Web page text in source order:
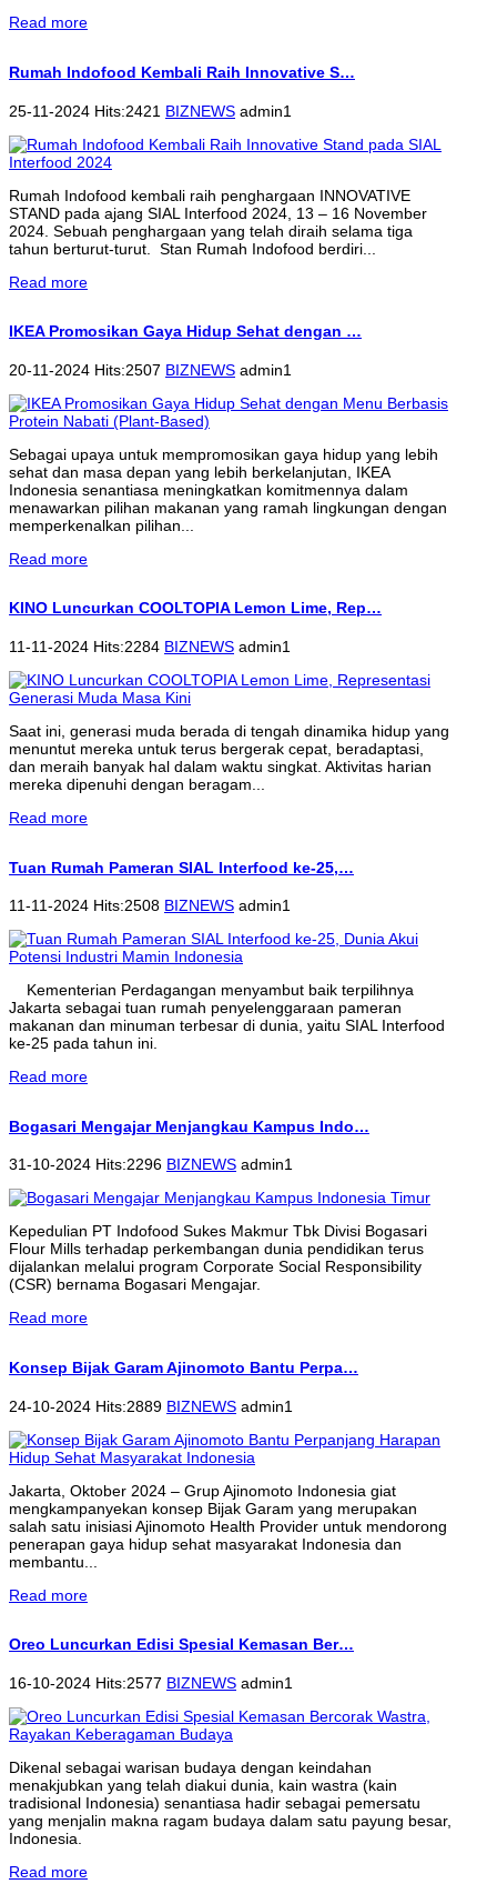
Read more
Rumah Indofood Kembali Raih Innovative S…
25-11-2024 Hits:2421 BIZNEWS admin1
Rumah Indofood kembali raih penghargaan INNOVATIVE
STAND pada ajang SIAL Interfood 2024, 13 – 16 November
2024. Sebuah penghargaan yang telah diraih selama tiga
tahun berturut-turut. Stan Rumah Indofood berdiri...
Read more
IKEA Promosikan Gaya Hidup Sehat dengan …
20-11-2024 Hits:2507 BIZNEWS admin1
Sebagai upaya untuk mempromosikan gaya hidup yang lebih
sehat dan masa depan yang lebih berkelanjutan, IKEA
Indonesia senantiasa meningkatkan komitmennya dalam
menawarkan pilihan makanan yang ramah lingkungan dengan
memperkenalkan pilihan...
Read more
KINO Luncurkan COOLTOPIA Lemon Lime, Rep…
11-11-2024 Hits:2284 BIZNEWS admin1
Saat ini, generasi muda berada di tengah dinamika hidup yang
menuntut mereka untuk terus bergerak cepat, beradaptasi,
dan meraih banyak hal dalam waktu singkat. Aktivitas harian
mereka dipenuhi dengan beragam...
Read more
Tuan Rumah Pameran SIAL Interfood ke-25,…
11-11-2024 Hits:2508 BIZNEWS admin1
Kementerian Perdagangan menyambut baik terpilihnya
Jakarta sebagai tuan rumah penyelenggaraan pameran
makanan dan minuman terbesar di dunia, yaitu SIAL Interfood
ke-25 pada tahun ini.
Read more
Bogasari Mengajar Menjangkau Kampus Indo…
31-10-2024 Hits:2296 BIZNEWS admin1
Kepedulian PT Indofood Sukes Makmur Tbk Divisi Bogasari
Flour Mills terhadap perkembangan dunia pendidikan terus
dijalankan melalui program Corporate Social Responsibility
(CSR) bernama Bogasari Mengajar.
Read more
Konsep Bijak Garam Ajinomoto Bantu Perpa…
24-10-2024 Hits:2889 BIZNEWS admin1
Jakarta, Oktober 2024 – Grup Ajinomoto Indonesia giat
mengkampanyekan konsep Bijak Garam yang merupakan
salah satu inisiasi Ajinomoto Health Provider untuk mendorong
penerapan gaya hidup sehat masyarakat Indonesia dan
membantu...
Read more
Oreo Luncurkan Edisi Spesial Kemasan Ber…
16-10-2024 Hits:2577 BIZNEWS admin1
Dikenal sebagai warisan budaya dengan keindahan
menakjubkan yang telah diakui dunia, kain wastra (kain
tradisional Indonesia) senantiasa hadir sebagai pemersatu
yang menjalin makna ragam budaya dalam satu payung besar,
Indonesia.
Read more